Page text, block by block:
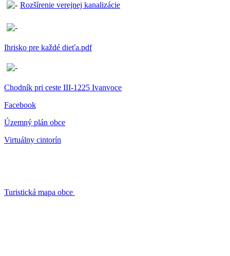
Rozšírenie verejnej kanalizácie
Ihrisko pre každé dieťa.pdf
Chodník pri ceste III-1225 Ivanvoce
Facebook
Územný plán obce
Virtuálny cintorín
Turistická mapa obce